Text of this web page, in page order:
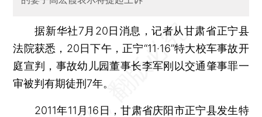
据新华社7月20日消息，记者从甘肃省正宁县
法院获悉，20日下午，正宁“11·16”特大校车事故开
庭宣判，事故幼儿园董事长李军刚以交通肇事罪一
审被判有期徒刑7年。
2011年11月16日，甘肃省庆阳市正宁县发生特